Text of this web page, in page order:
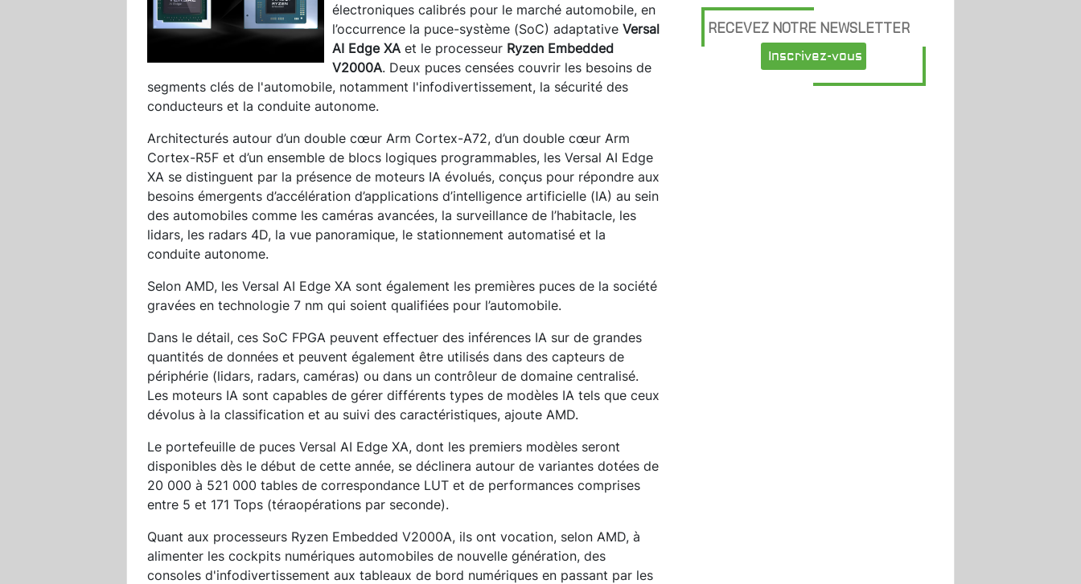
électroniques calibrés pour le marché automobile, en
l’occurrence la puce-système (SoC) adaptative Versal
AI Edge XA et le processeur Ryzen Embedded
V2000A. Deux puces censées couvrir les besoins de
segments clés de l'automobile, notamment l'infodivertissement, la sécurité des
conducteurs et la conduite autonome.
Architecturés autour d’un double cœur Arm Cortex-A72, d’un double cœur Arm
Cortex-R5F et d’un ensemble de blocs logiques programmables, les Versal AI Edge
XA se distinguent par la présence de moteurs IA évolués, conçus pour répondre aux
besoins émergents d’accélération d’applications d’intelligence artificielle (IA) au sein
des automobiles comme les caméras avancées, la surveillance de l’habitacle, les
lidars, les radars 4D, la vue panoramique, le stationnement automatisé et la
conduite autonome.
Selon AMD, les Versal AI Edge XA sont également les premières puces de la société
gravées en technologie 7 nm qui soient qualifiées pour l’automobile.
Dans le détail, ces SoC FPGA peuvent effectuer des inférences IA sur de grandes
quantités de données et peuvent également être utilisés dans des capteurs de
périphérie (lidars, radars, caméras) ou dans un contrôleur de domaine centralisé.
Les moteurs IA sont capables de gérer différents types de modèles IA tels que ceux
dévolus à la classification et au suivi des caractéristiques, ajoute AMD.
Le portefeuille de puces Versal AI Edge XA, dont les premiers modèles seront
disponibles dès le début de cette année, se déclinera autour de variantes dotées de
20 000 à 521 000 tables de correspondance LUT et de performances comprises
entre 5 et 171 Tops (téraopérations par seconde).
Quant aux processeurs Ryzen Embedded V2000A, ils ont vocation, selon AMD, à
alimenter les cockpits numériques automobiles de nouvelle génération, des
consoles d'infodivertissement aux tableaux de bord numériques en passant par les
RECEVEZ NOTRE NEWSLETTER
Inscrivez-vous